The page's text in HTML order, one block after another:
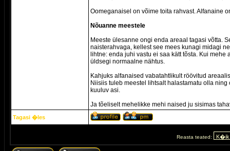
Oomeganaisel on võime toita rahvast. Alfanaine
Nõuanne meestele
Meeste ülesanne ongi enda areaal tagasi võtta.
naisterahvaga, kellest see mees kunagi midagi
lihtne: enda juhi vastu ei saa kätt tõsta. Kui
üldsegi normaalne nähtus.
Kahjuks alfanaised vabatahtlikult röövitud
Niisiis tuleb meestel lihtsalt halastamatu olla
kuuluv asi.
Ja tõeliselt mehelikke mehi naised ju sisimas
Tagasi �les
Reasta teated: